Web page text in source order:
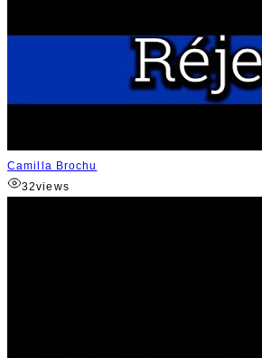
Camilla Brochu
32views